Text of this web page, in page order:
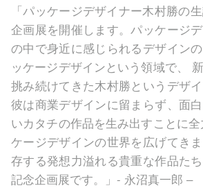
「パッケージデザイナー木村勝の
企画展を開催します。パッケージ
の中で身近に感じられるデザイン
ッケージデザインという領域で、
挑み続けてきた木村勝というデザイ
彼は商業デザインに留まらず、面
いカタチの作品を生み出すことに
ケージデザインの世界を広げてき
存する発想力溢れる貴重な作品た
記念企画展です。」- 永沼真一郎 –